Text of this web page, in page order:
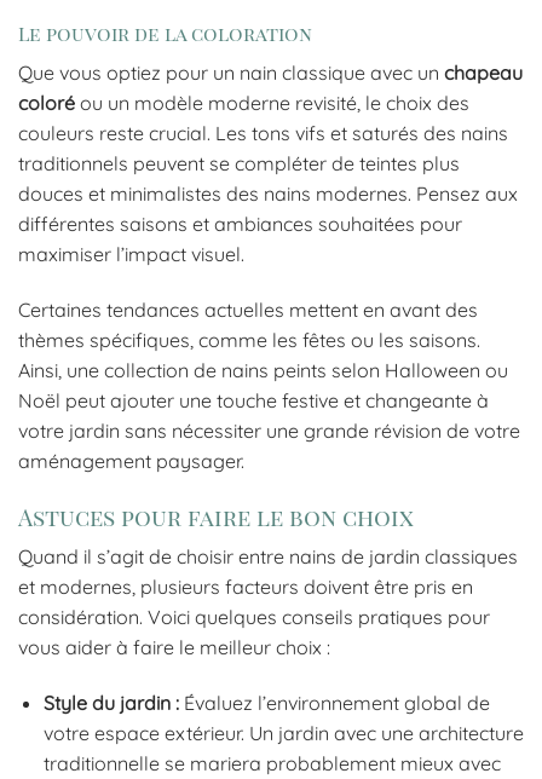
Le pouvoir de la coloration
Que vous optiez pour un nain classique avec un chapeau
coloré ou un modèle moderne revisité, le choix des
couleurs reste crucial. Les tons vifs et saturés des nains
traditionnels peuvent se compléter de teintes plus
douces et minimalistes des nains modernes. Pensez aux
différentes saisons et ambiances souhaitées pour
maximiser l’impact visuel.
Certaines tendances actuelles mettent en avant des
thèmes spécifiques, comme les fêtes ou les saisons.
Ainsi, une collection de nains peints selon Halloween ou
Noël peut ajouter une touche festive et changeante à
votre jardin sans nécessiter une grande révision de votre
aménagement paysager.
Astuces pour faire le bon choix
Quand il s’agit de choisir entre nains de jardin classiques
et modernes, plusieurs facteurs doivent être pris en
considération. Voici quelques conseils pratiques pour
vous aider à faire le meilleur choix :
Style du jardin :Évaluez l’environnement global de
votre espace extérieur. Un jardin avec une architecture
traditionnelle se mariera probablement mieux avec